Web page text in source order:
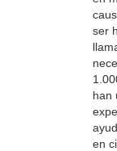
ser
han
en